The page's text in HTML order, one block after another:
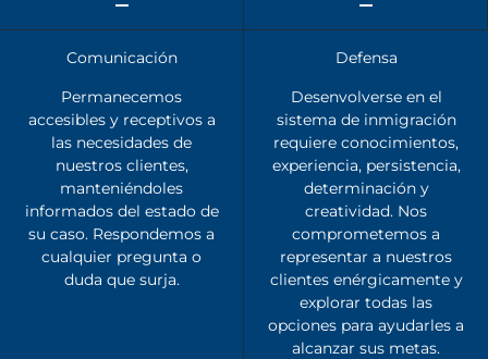
Comunicación
Permanecemos
accesibles y receptivos a
las necesidades de
nuestros clientes,
manteniéndoles
informados del estado de
su caso. Respondemos a
cualquier pregunta o
duda que surja.
Defensa
Desenvolverse en el
sistema de inmigración
requiere conocimientos,
experiencia, persistencia,
determinación y
creatividad. Nos
comprometemos a
representar a nuestros
clientes enérgicamente y
explorar todas las
opciones para ayudarles a
alcanzar sus metas.